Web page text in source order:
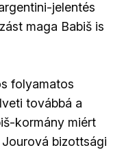
jelentés
maga Babiš is
folyamatos
továbbá a
kormány miért
bizottsági